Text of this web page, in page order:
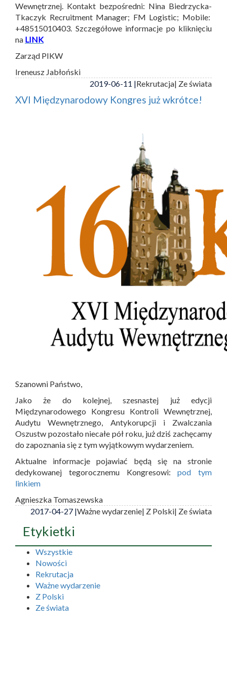
Wewnętrznej. Kontakt bezpośredni: Nina Biedrzycka-
Tkaczyk Recruitment Manager; FM Logistic; Mobile:
+48515010403. Szczegółowe informacje po kliknięciu
na LINK
Zarząd PIKW
Ireneusz Jabłoński
2019-06-11 |Rekrutacja| Ze świata
XVI Międzynarodowy Kongres już wkrótce!
Szanowni Państwo,
Jako że do kolejnej, szesnastej już edycji
Międzynarodowego Kongresu Kontroli Wewnętrznej,
Audytu Wewnętrznego, Antykorupcji i Zwalczania
Oszustw pozostało niecałe pół roku, już dziś zachęcamy
do zapoznania się z tym wyjątkowym wydarzeniem.
Aktualne informacje pojawiać będą się na stronie
dedykowanej tegorocznemu Kongresowi:pod tym
linkiem
Agnieszka Tomaszewska
2017-04-27 |Ważne wydarzenie| Z Polski| Ze świata
Etykietki
Wszystkie
Nowości
Rekrutacja
Ważne wydarzenie
Z Polski
Ze świata